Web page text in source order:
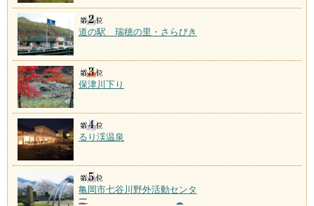
道の駅 瑞穂の里・さらびき
保津川下り
るり渓温泉
亀岡市七谷川野外活動センタ
ー